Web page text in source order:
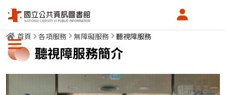
會員中心
選單按鈕
首頁 各項服務 無障礙服務 聽視障服務
聽視障服務簡介